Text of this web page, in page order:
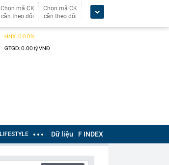
Chọn mã CK
cần theo dõi
Chọn mã CK
cần theo dõi
LIFESTYLE Dữ liệu F INDEX